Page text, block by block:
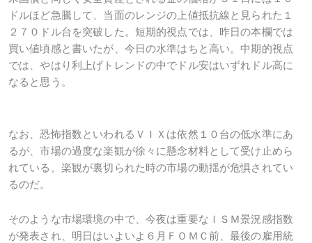
ドルほど急騰して、当面のレンジの上値抵抗線と見られた１
２７０ドル台を突破した。短期的視点では、昨日の本欄では
買い値頃感と書いたが、今日の水準はちと高い。中期的視点
では、やはり利上げトレンドの中でドル安はいずれドル高に
なると思う。
なお、恐怖指数といわれるＶＩＸは依然１０台の低水準にあ
るが、市場の過度な楽観が徐々に懸念材料として受け止めら
れている。楽観が裏切られた時の市場の動揺が危惧されてい
るのだ。
そのような市場環境の中で、今夜は重要なＩＳＭ景況感指数
が発表され、明日はいよいよ６月ＦＯＭＣ前、最後の雇用統